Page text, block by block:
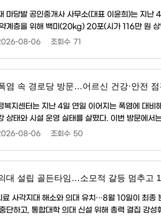
마당발 공인중개사 사무소(대표 이윤희)는 지난
층을 위해 백미(20kg) 20포(시가 116만 원 상당)를 기탁
염으로 어려움을 겪고 있는 독거노인, 한부모가정
08-06 조회수 71
염 속 경로당 방문…어르신 건강·안전 점
복지센터는 지난 4일 연일 이어지는 폭염에 대비
운영 실태를 살폈다. 이번 방문에서는 어르신들의 건강과 불편 사항
, 냉방기 가동 상태와 실내 환경을 점검했다. 또한
08-06 조회수 50
료 사각지대 해소와 의대 유치…8월 10일이 최종
, 통합대학 의대 신설 위해 총력 결집 강성휘 목포시장과 김원이 국회의원,